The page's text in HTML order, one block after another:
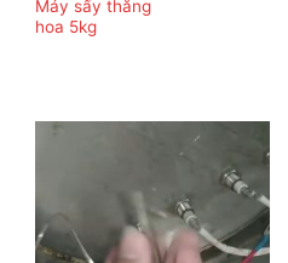
Máy sấy thăng
hoa 5kg